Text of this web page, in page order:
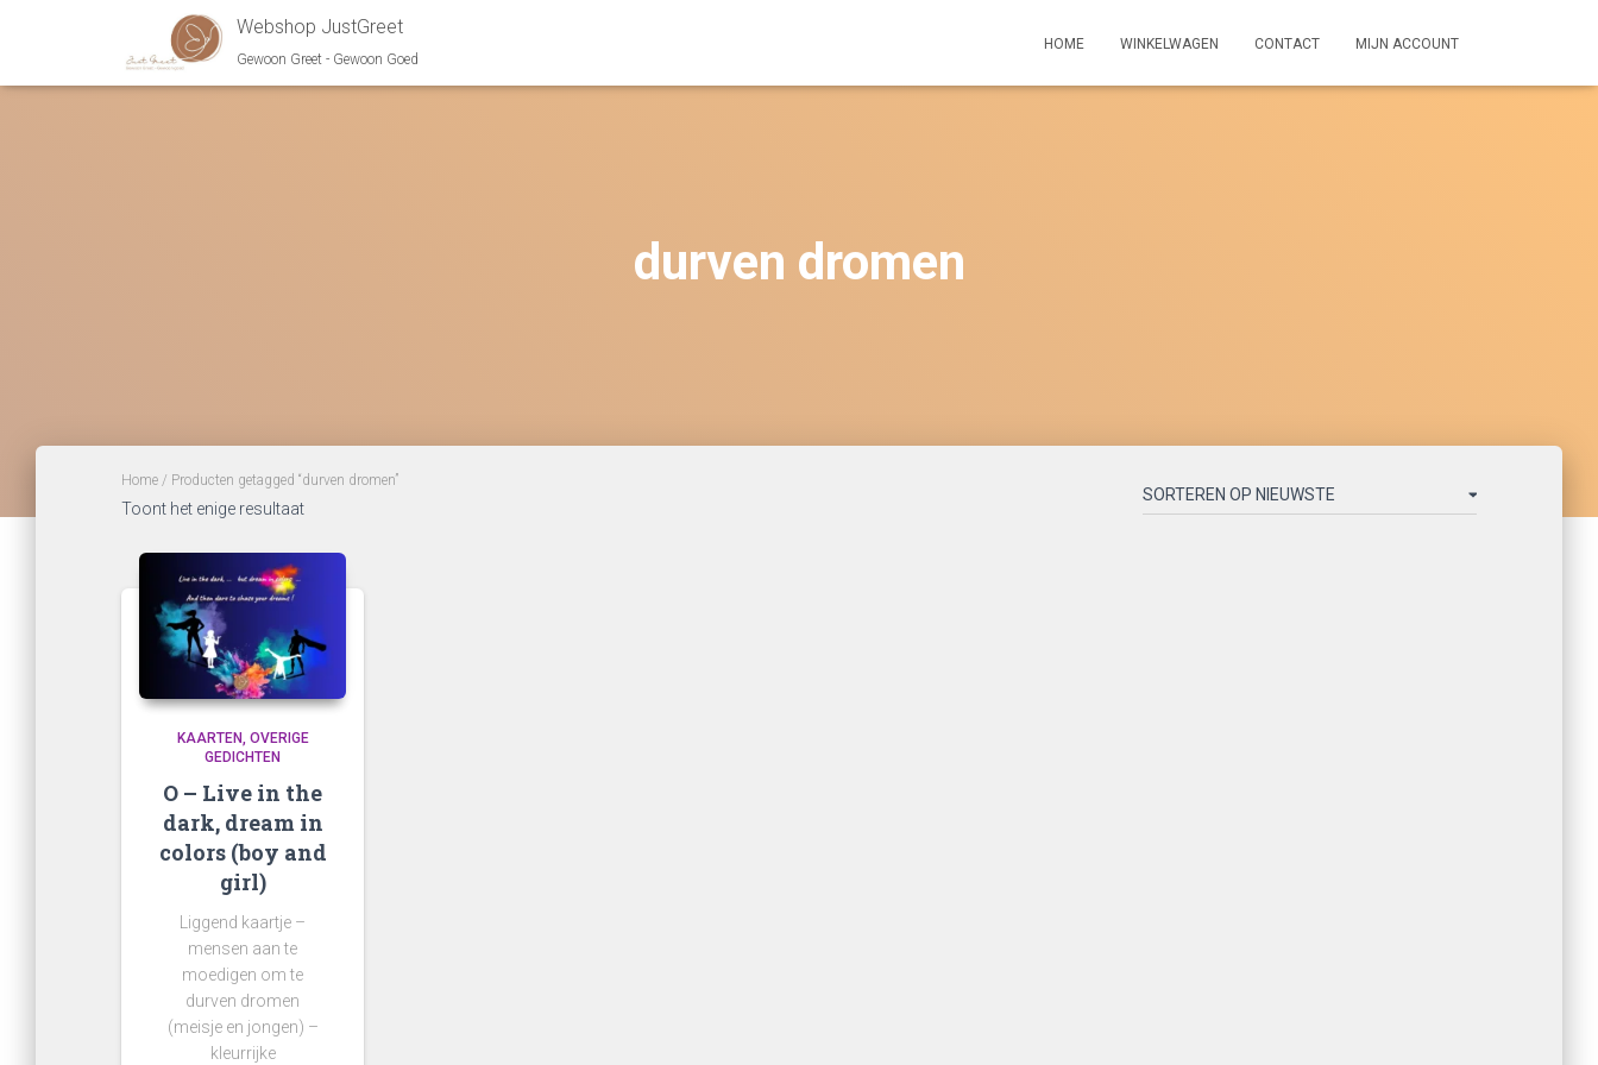
Webshop JustGreet
Gewoon Greet - Gewoon Goed
HOME WINKELWAGEN CONTACT MIJN ACCOUNT
durven dromen
Home / Producten getagged “durven dromen”
Toont het enige resultaat
KAARTEN OVERIGE
GEDICHTEN
O – Live in the
dark, dream in
colors (boy and
girl)
Liggend kaartje –
mensen aan te
moedigen om te
durven dromen
(meisje en jongen) –
kleurrijke